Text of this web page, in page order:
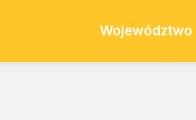
Województwo